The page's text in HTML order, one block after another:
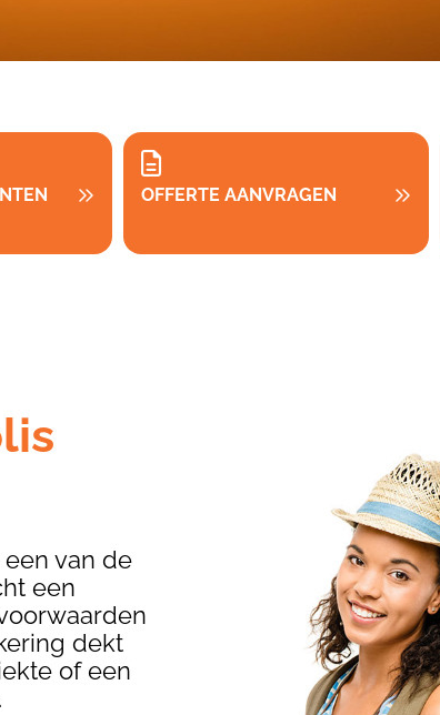
OFFERTE AANVRAGEN
van de
een
dekt
of een